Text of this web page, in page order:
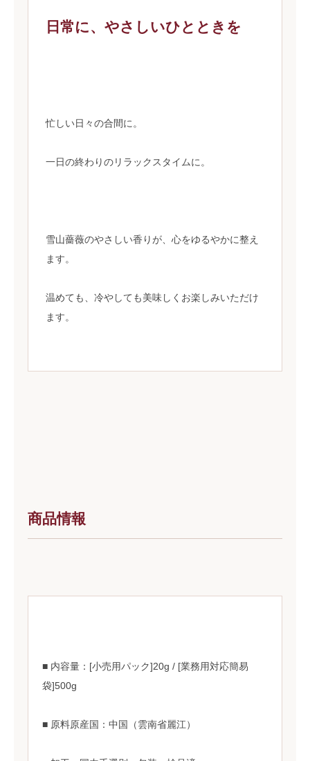
日常に、やさしいひとときを
忙しい日々の合間に。
一日の終わりのリラックスタイムに。
雪山薔薇のやさしい香りが、心をゆるやかに整え
ます。
温めても、冷やしても美味しくお楽しみいただけ
ます。
商品情報
■ 内容量：[小売用パック]20g / [業務用対応簡易
袋]500g
■ 原料原産国：中国（雲南省麗江）